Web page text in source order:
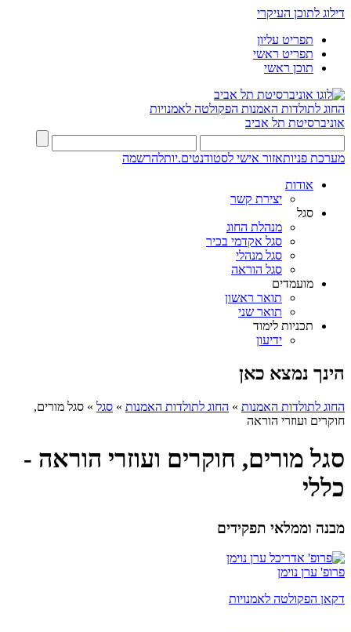
דילוג לתוכן העיקרי
תפריט עליון
תפריט ראשי
תוכן ראשי
החוג לתולדות האמנות הפקולטה לאמנויות
אוניברסיטת תל אביב
מערכת פניותאזור אישי לסטודנטים.יותלהרשמה
אודות
יצירת קשר
סגל
מנהלת החוג
סגל אקדמי בכיר
סגל מנהלי
סגל הוראה
מועמדים
תואר ראשון
תואר שני
תכניות לימוד
ידיעון
הינך נמצא כאן
החוג לתולדות האמנות » החוג לתולדות האמנות » סגל » סגל מורים,
חוקרים ועוזרי הוראה
סגל מורים, חוקרים ועוזרי הוראה -
כללי
מבנה וממלאי תפקידים
פרופ' ערן נוימן
דקאן הפקולטה לאמנויות